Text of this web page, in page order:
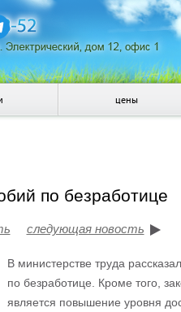
цены
по безработице
следующая новость
В министерстве труда
по безработице. Кроме того,
является повышение уровня